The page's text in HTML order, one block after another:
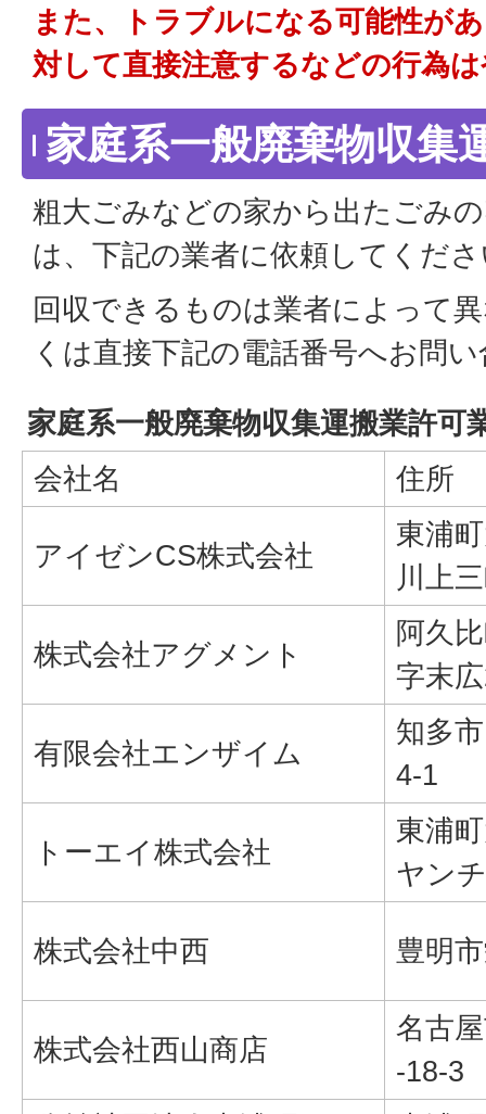
また、トラブルになる可能性が
対して直接注意するなどの行為
家庭系一般廃棄物収集
粗大ごみなどの家から出たごみ
は、下記の業者に依頼してくだ
回収できるものは業者によって
くは直接下記の電話番号へお問
家庭系一般廃棄物収集運搬業許可
会社名
住所
アイゼンCS株式会社
東浦
川上
株式会社アグメント
阿久
字末
有限会社エンザイム
知多
4-1
トーエイ株式会社
東浦
ヤン
株式会社中西 豊明
株式会社西山商店
名古
-18-3